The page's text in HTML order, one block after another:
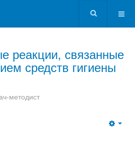
реакции, связанные
средств гигиены
методист